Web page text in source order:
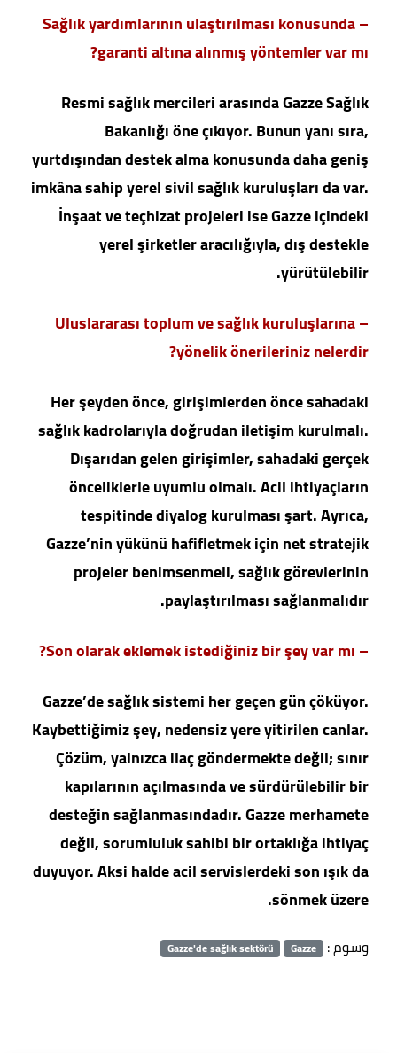
– Sağlık yardımlarının ulaştırılması konusunda
garanti altına alınmış yöntemler var mı?
Resmi sağlık mercileri arasında Gazze Sağlık
Bakanlığı öne çıkıyor. Bunun yanı sıra,
yurtdışından destek alma konusunda daha geniş
imkâna sahip yerel sivil sağlık kuruluşları da var.
İnşaat ve teçhizat projeleri ise Gazze içindeki
yerel şirketler aracılığıyla, dış destekle
yürütülebilir.
– Uluslararası toplum ve sağlık kuruluşlarına
yönelik önerileriniz nelerdir?
Her şeyden önce, girişimlerden önce sahadaki
sağlık kadrolarıyla doğrudan iletişim kurulmalı.
Dışarıdan gelen girişimler, sahadaki gerçek
önceliklerle uyumlu olmalı. Acil ihtiyaçların
tespitinde diyalog kurulması şart. Ayrıca,
Gazze’nin yükünü hafifletmek için net stratejik
projeler benimsenmeli, sağlık görevlerinin
paylaştırılması sağlanmalıdır.
– Son olarak eklemek istediğiniz bir şey var mı?
Gazze’de sağlık sistemi her geçen gün çöküyor.
Kaybettiğimiz şey, nedensiz yere yitirilen canlar.
Çözüm, yalnızca ilaç göndermekte değil; sınır
kapılarının açılmasında ve sürdürülebilir bir
desteğin sağlanmasındadır. Gazze merhamete
değil, sorumluluk sahibi bir ortaklığa ihtiyaç
duyuyor. Aksi halde acil servislerdeki son ışık da
sönmek üzere.
وسوم : Gazze
Gazze'de sağlık sektörü